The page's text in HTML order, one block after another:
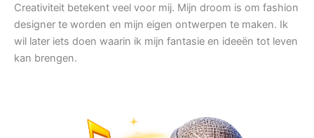
Creativiteit betekent veel voor mij. Mijn droom is om fashion
designer te worden en mijn eigen ontwerpen te maken. Ik
wil later iets doen waarin ik mijn fantasie en ideeën tot leven
kan brengen.